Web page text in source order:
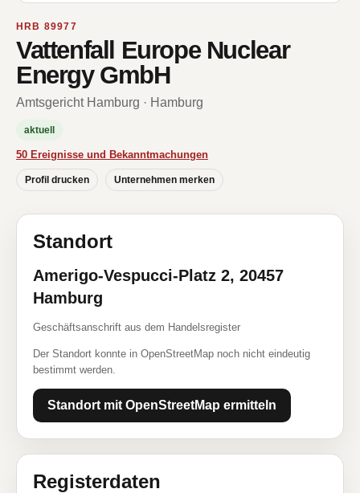
HRB 89977
Vattenfall Europe Nuclear
Energy GmbH
Amtsgericht Hamburg · Hamburg
aktuell
50 Ereignisse und Bekanntmachungen
Profil drucken Unternehmen merken
Standort
Amerigo-Vespucci-Platz 2, 20457
Hamburg
Geschäftsanschrift aus dem Handelsregister
Der Standort konnte in OpenStreetMap noch nicht eindeutig
bestimmt werden.
Standort mit OpenStreetMap ermitteln
Registerdaten